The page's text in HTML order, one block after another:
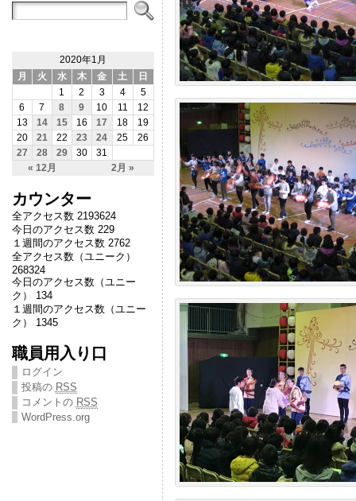
2020年1月
月
火 水 木 金 土 日
« 12月 2月 »
1 2 3 4
5
6
7 8 9 10 11
12
13
14 15 16 17 18
19
20
21 22 23 24 25
26
27
28 29 30 31
カウンター
全アクセス数 2193624
今日のアクセス数 229
１週間のアクセス数 2762
全アクセス数（ユニーク）
268324
今日のアクセス数（ユニー
ク） 134
１週間のアクセス数（ユニー
ク） 1345
職員用入り口
ログイン
投稿の RSS
コメントの RSS
WordPress.org